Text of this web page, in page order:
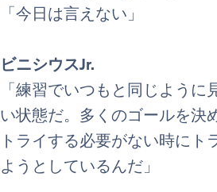
「今日は言えない」
ビニシウスJr.
「練習でいつもと同じよう
い状態だ。多くのゴールを決
トライする必要がない時に
ようとしているんだ」